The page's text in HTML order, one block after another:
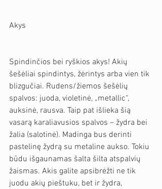
Akys
Spindinčios bei ryškios akys! Akių
šešėliai spindintys, žėrintys arba vien tik
blizgučiai. Rudens/žiemos šešėlių
spalvos: juoda, violetinė, „metallic“,
auksinė, rausva. Taip pat išlieka šią
vasarą karaliavusios spalvos – žydra bei
žalia (salotinė). Madinga bus derinti
pastelinę žydrą su metaline aukso. Tokiu
būdu išgaunamas šalta šilta atspalvių
žaismas. Akis galite apsibrėžti ne tik
juodu akių pieštuku, bet ir žydra,